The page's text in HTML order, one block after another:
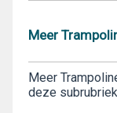
Meer
Meer
deze